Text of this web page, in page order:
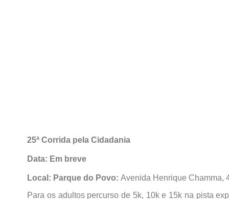
25ª Corrida pela Cidadania
Data: Em breve
Local: Parque do Povo: Avenida Henrique Chamma,
Para os adultos percurso de 5k, 10k e 15k na pista